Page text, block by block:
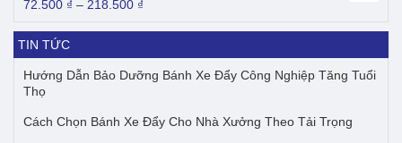
72.500 ₫ – 218.500 ₫
từ
đến
218.500 ₫
TIN TỨC
Hướng Dẫn Bảo Dưỡng Bánh Xe Đẩy Công Nghiệp Tăng Tuổi
Thọ
Cách Chọn Bánh Xe Đẩy Cho Nhà Xưởng Theo Tải Trọng